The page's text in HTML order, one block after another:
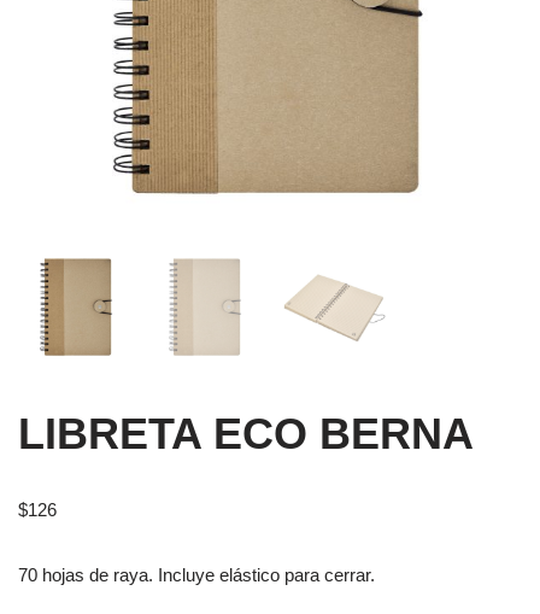
LIBRETA ECO BERNA
$126
70 hojas de raya. Incluye elástico para cerrar.